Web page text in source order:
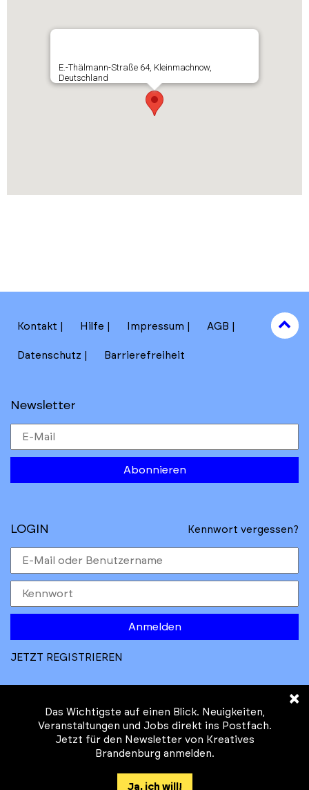
E.-Thälmann-Straße 64, Kleinmachnow,
Deutschland
Kontakt Hilfe Impressum AGB
Datenschutz Barrierefreiheit
Newsletter
Abonnieren
to
top
LOGIN Kennwort vergessen?
Anmelden
JETZT REGISTRIEREN
© Kreatives Brandenburg im Auftrag des
×
Das Wichtigste auf einen Blick. Neuigkeiten,
Veranstaltungen und Jobs direkt ins Postfach.
Jetzt für den Newsletter von Kreatives
Brandenburg anmelden.
Ja, ich will!